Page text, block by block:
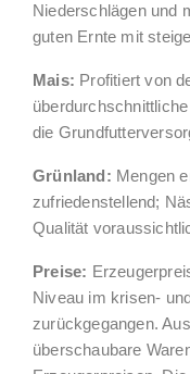
Niederschlägen und
guten Ernte mit
Mais: Profitiert von
die
Grünland: Mengen
zufriedenstellend;
Qualität
Preise:
Niveau im krisen-
zurückgegangen.
überschaubare